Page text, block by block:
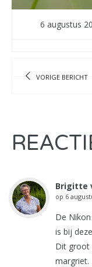
6 augustus
VORIGE BERICHT
Brigitte
op 6
De
is bij
Dit groot
margriet.